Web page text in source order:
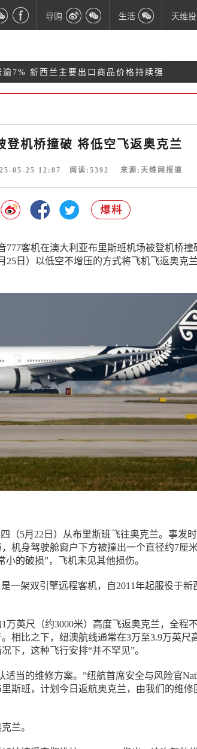
导购 生活 天维
逾7% 新西兰主要出口商品价格持续强
西兰工党支持率反超国家党 双方此消
登机桥撞破 将低空飞返奥克兰
05-25 12:07 阅读: 5392 来源:天维网报道
777客机在澳大利亚布里斯班机场被登机桥撞
25日）以低空不增压的方式将飞机飞返奥克
（5月22日）从布里斯班飞往奥克兰。事发
机身驾驶舱窗户下方被撞出一个直径约7厘
的破损”，飞机未见其他损伤。
一架双引擎远程客机，自2011年起服役于新
万英尺（约3000米）高度飞返奥克兰，全程
相比之下，纽澳航线通常在3万至3.9万英尺
下，这种飞行安排“并不罕见”。
当的维修方案。”纽航首席安全与风险官
斯班，计划今日返航奥克兰，由我们的维修
兰。